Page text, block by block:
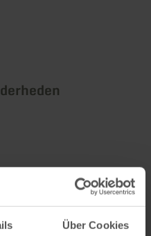
Über Cookies